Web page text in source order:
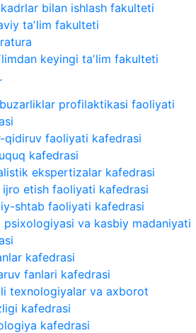
bilan ishlash fakulteti
taʼlim fakulteti
keyingi taʼlim fakulteti
profilaktikasi faoliyati
qidiruv faoliyati kafedrasi
kafedrasi
ekspertizalar kafedrasi
etish faoliyati kafedrasi
shtab faoliyati kafedrasi
psixologiyasi va kasbiy madaniyati
kafedrasi
fanlari kafedrasi
texnologiyalar va axborot
kafedrasi
kafedrasi